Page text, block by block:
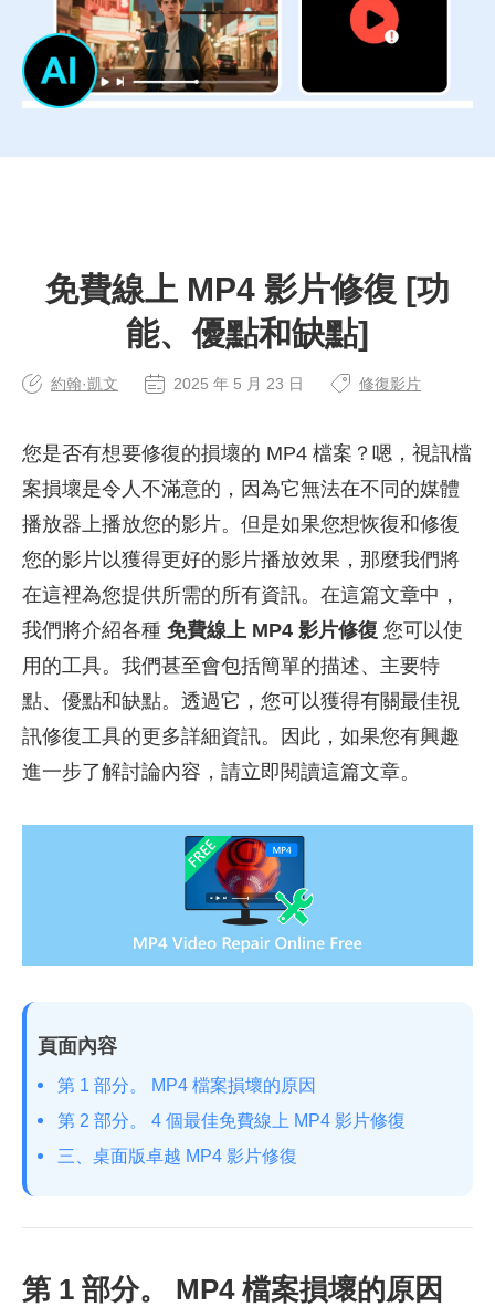
免費線上 MP4 影片修復 [功
能、優點和缺點]
約翰·凱文 2025 年 5 月 23 日 修復影片
您是否有想要修復的損壞的 MP4 檔案？嗯，視訊檔
案損壞是令人不滿意的，因為它無法在不同的媒體
播放器上播放您的影片。但是如果您想恢復和修復
您的影片以獲得更好的影片播放效果，那麼我們將
在這裡為您提供所需的所有資訊。在這篇文章中，
我們將介紹各種 免費線上 MP4 影片修復 您可以使
用的工具。我們甚至會包括簡單的描述、主要特
點、優點和缺點。透過它，您可以獲得有關最佳視
訊修復工具的更多詳細資訊。因此，如果您有興趣
進一步了解討論內容，請立即閱讀這篇文章。
頁面內容
第 1 部分。 MP4 檔案損壞的原因
第 2 部分。 4 個最佳免費線上 MP4 影片修復
三、桌面版卓越 MP4 影片修復
第 1 部分。 MP4 檔案損壞的原因